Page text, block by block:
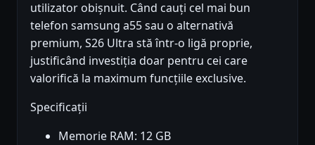
utilizator obișnuit. Când cauți cel mai bun
telefon samsung a55 sau o alternativă
premium, S26 Ultra stă într-o ligă proprie,
justificând investiția doar pentru cei care
valorifică la maximum funcțiile exclusive.
Specificații
Memorie RAM: 12 GB